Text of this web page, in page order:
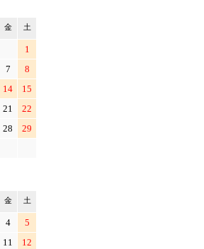
金 土
1
7
8
14
15
21
22
28
29
金 土
4
5
11
12